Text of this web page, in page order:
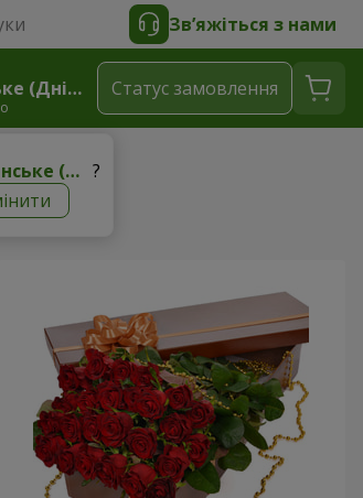
Зв’яжіться з нами
Кам'янське (Дніпродзержинськ)
Кам'янське (Дніпродзержинськ) ?
Статус замовлення